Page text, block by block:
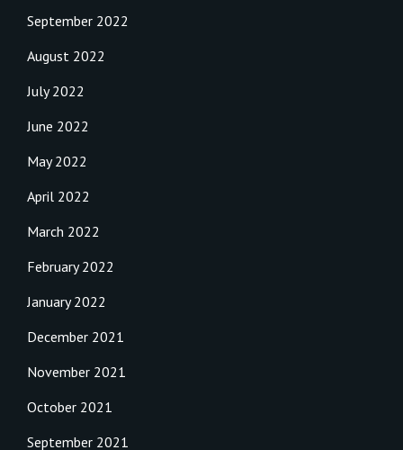
September 2022
August 2022
July 2022
June 2022
May 2022
April 2022
March 2022
February 2022
January 2022
December 2021
November 2021
October 2021
September 2021